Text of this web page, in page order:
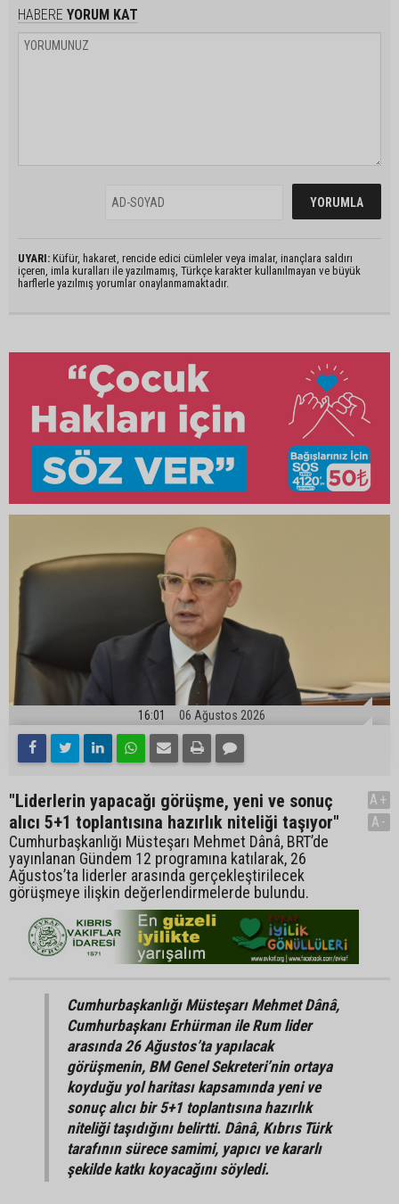
HABERE YORUM KAT
UYARI: Küfür, hakaret, rencide edici cümleler veya imalar, inançlara saldırı
içeren, imla kuralları ile yazılmamış, Türkçe karakter kullanılmayan ve büyük
harflerle yazılmış yorumlar onaylanmamaktadır.
16:01 06 Ağustos 2026
"Liderlerin yapacağı görüşme, yeni ve sonuç
alıcı 5+1 toplantısına hazırlık niteliği taşıyor"
Cumhurbaşkanlığı Müsteşarı Mehmet Dânâ, BRT’de
yayınlanan Gündem 12 programına katılarak, 26
Ağustos’ta liderler arasında gerçekleştirilecek
görüşmeye ilişkin değerlendirmelerde bulundu.
A+
A-
Cumhurbaşkanlığı Müsteşarı Mehmet Dânâ,
Cumhurbaşkanı Erhürman ile Rum lider
arasında 26 Ağustos’ta yapılacak
görüşmenin, BM Genel Sekreteri’nin ortaya
koyduğu yol haritası kapsamında yeni ve
sonuç alıcı bir 5+1 toplantısına hazırlık
niteliği taşıdığını belirtti. Dânâ, Kıbrıs Türk
tarafının sürece samimi, yapıcı ve kararlı
şekilde katkı koyacağını söyledi.